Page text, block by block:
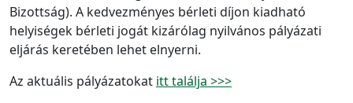
Bizottság). A kedvezményes bérleti díjon kiadható
helyiségek bérleti jogát kizárólag nyilvános pályázati
eljárás keretében lehet elnyerni.
Az aktuális pályázatokat itt találja >>>